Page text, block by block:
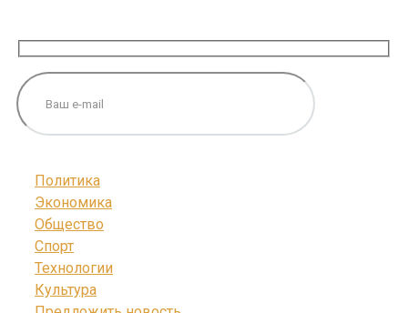
Политика
Экономика
Общество
Спорт
Технологии
Культура